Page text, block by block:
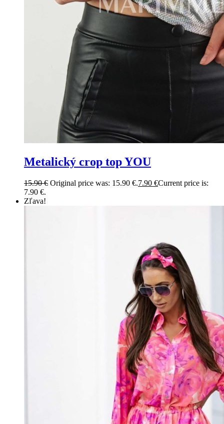
Metalický crop top YOU
15.90€ Original price was: 15.90 €.7.90 €Current price is:
7.90 €.
Zľava!